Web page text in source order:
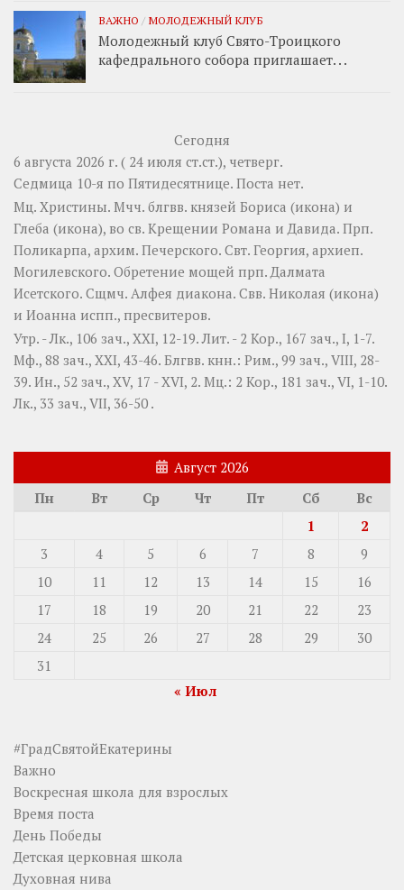
ВАЖНО / МОЛОДЕЖНЫЙ КЛУБ
Молодежный клуб Свято-Троицкого
кафедрального собора приглашает. . .
Сегодня
6 августа 2026 г. ( 24 июля ст.ст.), четверг.
Седмица 10-я по Пятидесятнице. Поста нет.
Мц. Христины. Мчч. блгвв. князей Бориса (икона) и
Глеба (икона), во св. Крещении Романа и Давида. Прп.
Поликарпа, архим. Печерского. Свт. Георгия, архиеп.
Могилевского. Обретение мощей прп.Далмата
Исетского. Сщмч. Алфея диакона. Свв. Николая (икона)
и Иоанна испп., пресвитеров.
Утр. -Лк., 106 зач., XXI, 12-19.Лит. - 2 Кор., 167 зач., I, 1-7.
Мф., 88 зач., XXI, 43-46. Блгвв. кнн.: Рим., 99 зач., VIII, 28-
39. Ин., 52 зач., XV, 17 - XVI, 2. Мц.: 2 Кор., 181 зач., VI, 1-10.
Лк., 33 зач., VII, 36-50 .
Август 2026
Пн
Вт Ср Чт Пт Сб
Вс
1
2
3
4 5 6 7 8
9
10
11 12 13 14 15
16
17
18 19 20 21 22
23
24
25 26 27 28 29
30
31
« Июл
#ГрадСвятойЕкатерины
Важно
Воскресная школа для взрослых
Время поста
День Победы
Детская церковная школа
Духовная нива